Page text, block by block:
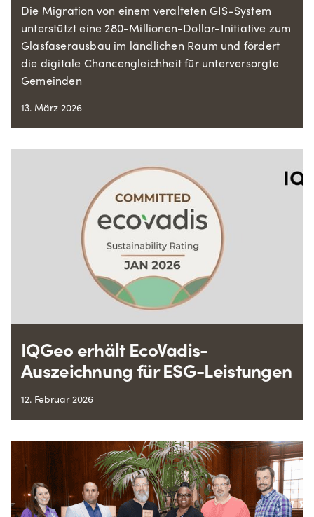
Die Migration von einem veralteten GIS-System
unterstützt eine 280-Millionen-Dollar-Initiative zum
Glasfaserausbau im ländlichen Raum und fördert
die digitale Chancengleichheit für unterversorgte
Gemeinden
13. März 2026
IQGeo erhält EcoVadis-
Auszeichnung für ESG-Leistungen
12. Februar 2026